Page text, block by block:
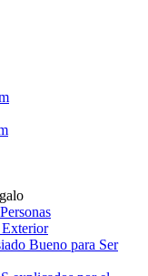
Bueno para Ser